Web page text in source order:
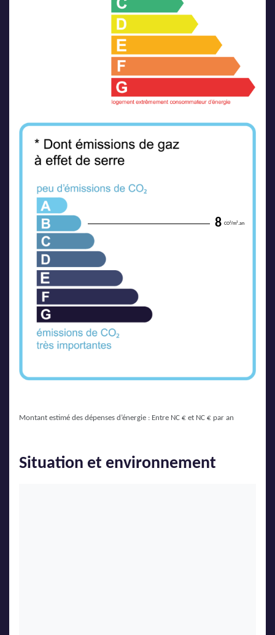
8 CO²/m².an
Montant estimé des dépenses d’énergie : Entre NC € et NC € par an
Situation et environnement